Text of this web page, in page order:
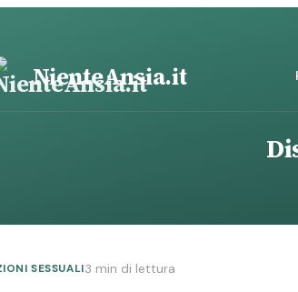
NienteAnsia.it
SESSUALI3 min di lettura